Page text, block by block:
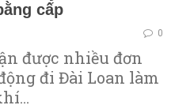
cấp
0
được nhiều đơn
đi Đài Loan làm